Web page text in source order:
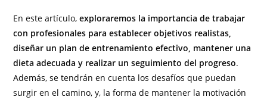
En este artículo,exploraremos la importancia de trabajar
con profesionales para establecer objetivos realistas,
diseñar un plan de entrenamiento efectivo, mantener una
dieta adecuada y realizar un seguimiento del progreso.
Además, se tendrán en cuenta los desafíos que puedan
surgir en el camino, y, la forma de mantener la motivación